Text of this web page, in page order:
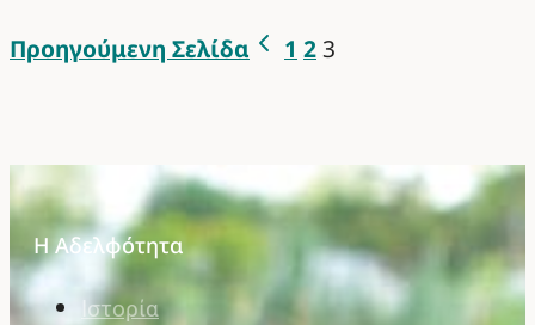
Προηγούμενη Σελίδα 1 23
Η Αδελφότητα
Ιστορία